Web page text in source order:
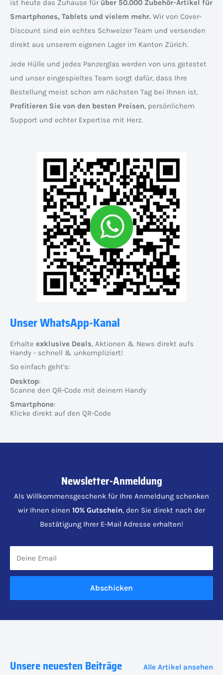
ist heute das Zuhause für über 50.000 Zubehör-Artikel für
Smartphones, Tablets und vielem mehr. Wir von Cover-
Discount sind ein echtes Schweizer Team und versenden
direkt aus unserem eigenen Lager im Kanton Zürich.
Jede Hülle und jedes Panzerglas werden von uns getestet
und unser eingespieltes Team sorgt dafür, dass Ihre
Bestellung meist schon am nächsten Tag bei Ihnen ist.
Profitieren Sie von den besten Preisen, persönlichem
Support und echter Expertise mit Herz.
Unser WhatsApp-Kanal
Erhalte exklusive Deals, Aktionen & News direkt aufs
Handy - schnell & unkompliziert!
So einfach geht's:
Desktop:
Scanne den QR-Code mit deinem Handy
Smartphone:
Klicke direkt auf den QR-Code
Newsletter-Anmeldung
Als Willkommensgeschenk für Ihre Anmeldung schenken
wir Ihnen einen 10% Gutschein, den Sie direkt nach der
Bestätigung Ihrer E-Mail Adresse erhalten!
Deine Email
Abschicken
Unsere neuesten Beiträge Alle Artikel ansehen